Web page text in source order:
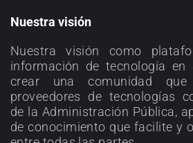
Nuestra visión
Nuestra visión como
información de tecnología en
crear una comunidad
proveedores de tecnologías
de la Administración Pública,
de conocimiento que facilite y